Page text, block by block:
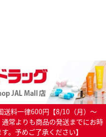
送料一律600円【8/10（月）～
常よりも商品の発送までにお時
。予めご了承ください】